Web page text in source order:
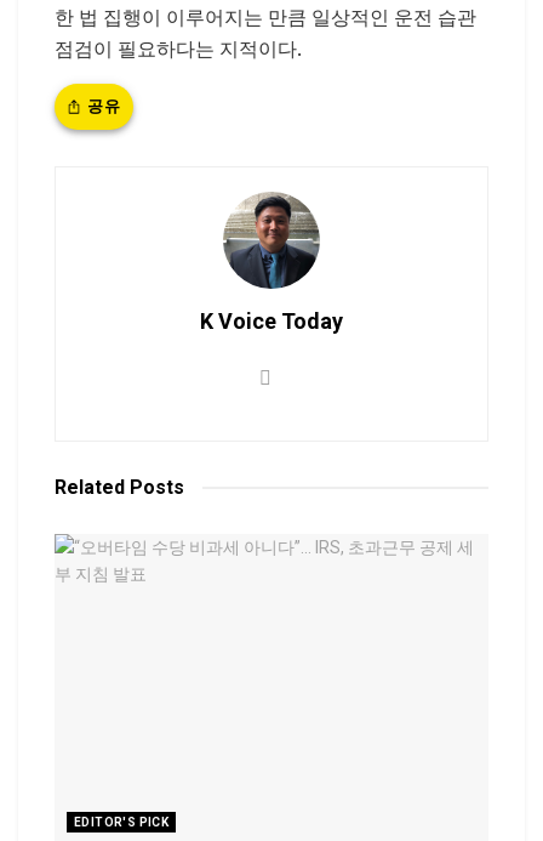
한 법 집행이 이루어지는 만큼 일상적인 운전 습관
점검이 필요하다는 지적이다.
공유
K Voice Today
Related Posts
EDITOR'S PICK